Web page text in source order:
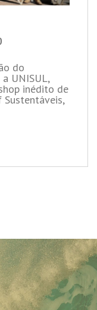
do
UNISUL,
inédito de
Sustentáveis,